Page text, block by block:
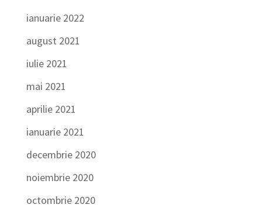
ianuarie 2022
august 2021
iulie 2021
mai 2021
aprilie 2021
ianuarie 2021
decembrie 2020
noiembrie 2020
octombrie 2020